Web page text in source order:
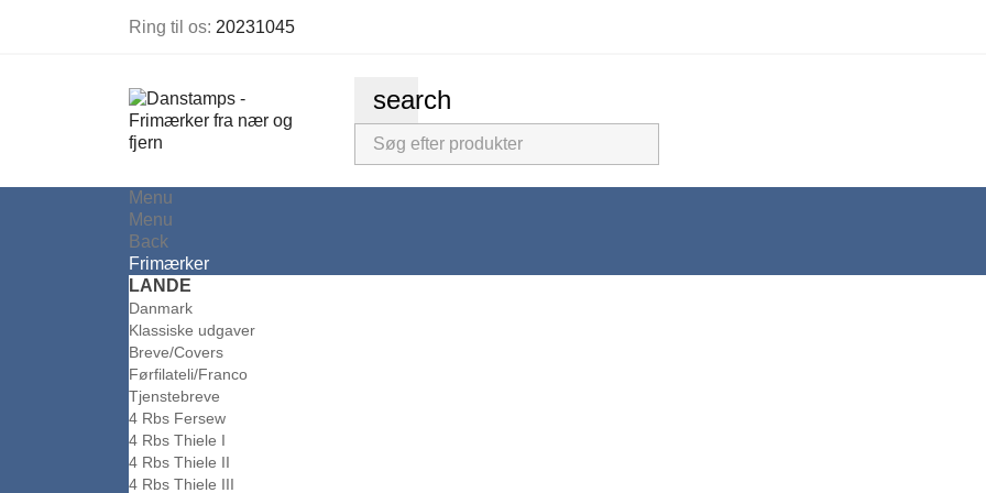
Ring til os: 20231045
search
Menu
Menu
Back
Frimærker
LANDE
Danmark
Klassiske udgaver
Breve/Covers
Førfilateli/Franco
Tjenstebreve
4 Rbs Fersew
4 Rbs Thiele I
4 Rbs Thiele II
4 Rbs Thiele III